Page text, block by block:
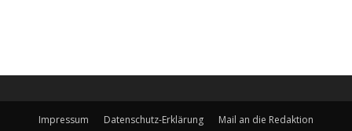
Impressum Datenschutz-Erklärung Mail an die Redaktion